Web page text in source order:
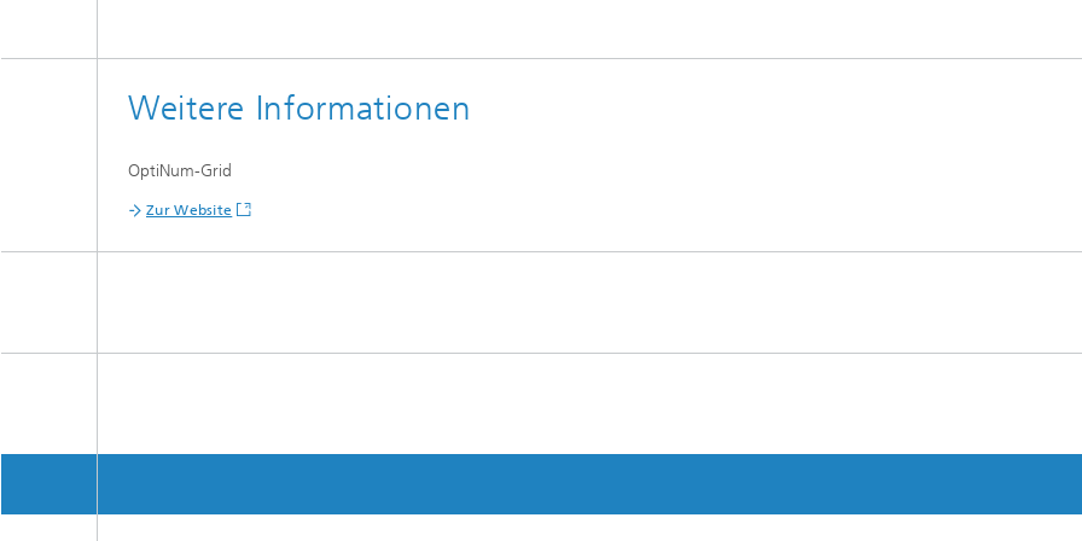
Weitere Informationen
OptiNum-Grid
Zur Website